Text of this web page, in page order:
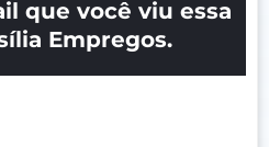
que você viu essa
Empregos.